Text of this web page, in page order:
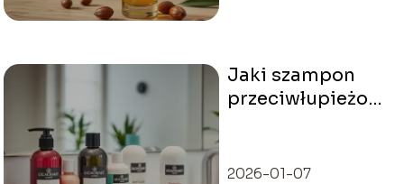
Jaki szampon
przeciwłupieżowy
2026-01-07